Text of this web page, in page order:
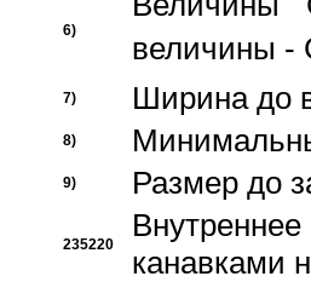
6)
величины -
7) Ширина до
8)
9) Размер до
235220
канавками